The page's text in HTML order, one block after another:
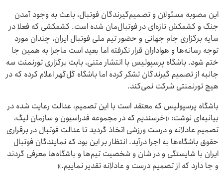
این مصوبه مسئولان و تصمیم‌گیرندگان فوتبال،‌ باعث به وجود آمدن
جنگ و کشمکش تازه‌ای در فوتبال‌مان شده است. کشمکشی که فعلا در
سایه برگزاری جام جهانی و حضور تیم ملی فوتبال ایران، چندان مورد
توجه رسانه‌ها و هواداران قرار نگرفته اما بعید است ماجرا به همین جا
ختم شود. باشگاه پرسپولیس با انتشار متنی، بابت برگزاری تورنمنت سه
جانبه از تصمیم گیرندگان تشکر کرده اما باشگاه گل‌گهر اعلام کرده که در
هیچ تورنمنتی شرکت نمی‌کند.
باشگاه پرسپولیس که معتقد است با این تصمیم،‌ عدالت رعایت شده‌ در
بیانیه‌ای نوشت:‌ «خرسندیم که در مجموعه فدراسیون و سازمان لیگ،
تصمیم عادلانه و درست ورزشی اتخاذ گردید تا عدالت فوتبال در برقراری
حقوق باشگاه‌ها به اجرا درآید. انتظار بر این بود که نمایندگان فوتبال
ایران با شایستگی و در شان و شخصیت تیم‌ها و باشگاه‌ها معرفی گردند
و جا دارد که از تصمیم درست و عادلانه تقدیر نماییم.»